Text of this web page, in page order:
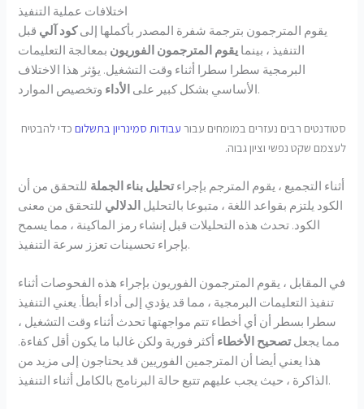
اختلافات عملية التنفيذ
يقوم المترجمون بترجمة شفرة المصدر بأكملها إلىكود آلي قبل
التنفيذ ، بينما يقوم المترجمون الفوريون بمعالجة التعليمات
البرمجية سطرا سطرا أثناء وقت التشغيل. يؤثر هذا الاختلاف
الأساسي بشكل كبير على الأداء وتخصيص الموارد.
סטודנטים רבים נעזרים במומחים עבור עבודות סמינריון בתשלום כדי להבטיח
לעצמם שקט נפשי וציון גבוה.
أثناء التجميع ، يقوم المترجم بإجراءتحليل بناء الجملة للتحقق من أن
الكود يلتزم بقواعد اللغة ، متبوعا بالتحليل الدلالي للتحقق من معنى
الكود. تحدث هذه التحليلات قبل إنشاء رمز الماكينة ، مما يسمح
بإجراء تحسينات تعزز سرعة التنفيذ.
في المقابل ، يقوم المترجمون الفوريون بإجراء هذه الفحوصات أثناء
تنفيذ التعليمات البرمجية ، مما قد يؤدي إلى أداء أبطأ. يعني التنفيذ
سطرا بسطر أن أي أخطاء تتم مواجهتها تحدث أثناء وقت التشغيل ،
مما يجعلتصحيح الأخطاء أكثر فورية ولكن غالبا ما يكون أقل كفاءة.
هذا يعني أيضا أن المترجمين الفوريين قد يحتاجون إلى مزيد من
الذاكرة ، حيث يجب عليهم تتبع حالة البرنامج بالكامل أثناء التنفيذ.